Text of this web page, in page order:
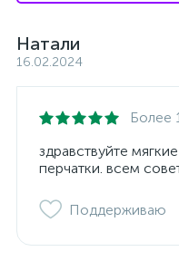
Натали
16.02.2024
Более
здравствуйте
перчатки. всем
Поддерживаю